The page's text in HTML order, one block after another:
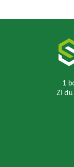
1
ZI